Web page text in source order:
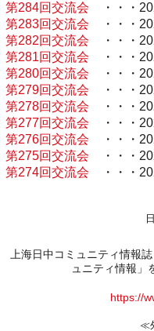
第284回交流会 ・・・
第283回交流会 ・・・
第282回交流会 ・・・
第281回交流会 ・・・
第280回交流会 ・・・
第279回交流会 ・・・
第278回交流会 ・・・
第277回交流会 ・・・
第276回交流会 ・・・
第275回交流会 ・・・
第274回交流会 ・・・
上海日中コミュニティ情報
ュニティ情報」
https://
≪